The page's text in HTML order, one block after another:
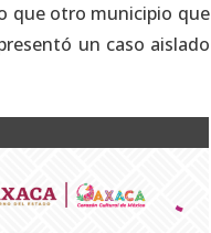
que otro municipio que
un caso aislado